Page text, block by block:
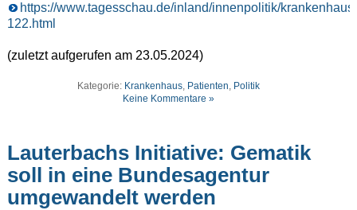
https://www.tagesschau.de/inland/innenpolitik/
122.html
(zuletzt aufgerufen am 23.05.2024)
Kategorie: Krankenhaus, Patienten, Politik
Keine Kommentare »
Lauterbachs Initiative: Gematik
soll in eine Bundesagentur
umgewandelt werden